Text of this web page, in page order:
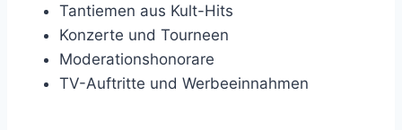
Tantiemen aus Kult-Hits
Konzerte und Tourneen
Moderationshonorare
TV-Auftritte und Werbeeinnahmen